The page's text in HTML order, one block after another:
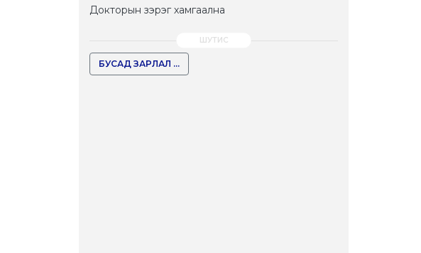
Докторын зэрэг хамгаална
БУСАД ЗАРЛАЛ ...